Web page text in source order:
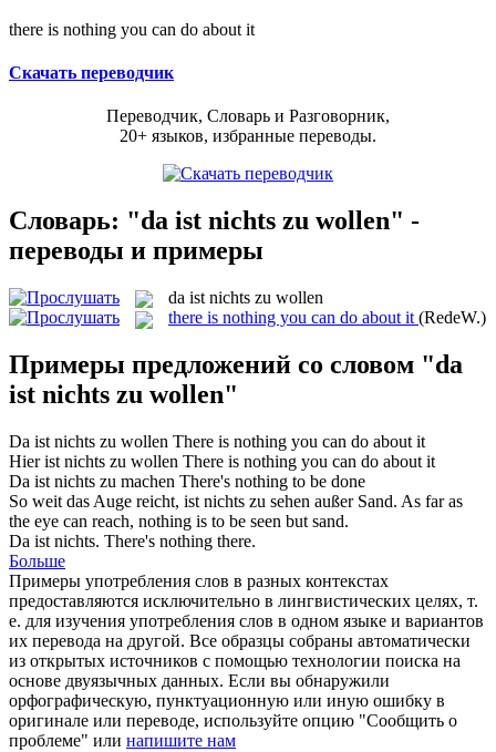
there is nothing you can do about it
Скачать переводчик
Переводчик, Словарь и Разговорник,
20+ языков, избранные переводы.
Словарь: "da ist nichts zu wollen" -
переводы и примеры
da ist nichts zu wollen
there is nothing you can do about it (RedeW.)
Примеры предложений со словом "da
ist nichts zu wollen"
Da ist nichts zu wollen There is nothing you can do about it
Hierist nichts zu wollen There is nothing you can do about it
Da ist nichts zu machen There's nothing to be done
So weit das Auge reicht, ist nichts zu sehen außer Sand. As far as
the eye can reach, nothing is to be seen but sand.
Da ist nichts. There's nothing there.
Больше
Примеры употребления слов в разных контекстах
предоставляются исключительно в лингвистических целях, т.
е. для изучения употребления слов в одном языке и вариантов
их перевода на другой. Все образцы собраны автоматически
из открытых источников с помощью технологии поиска на
основе двуязычных данных. Если вы обнаружили
орфографическую, пунктуационную или иную ошибку в
оригинале или переводе, используйте опцию "Сообщить о
проблеме" или напишите нам